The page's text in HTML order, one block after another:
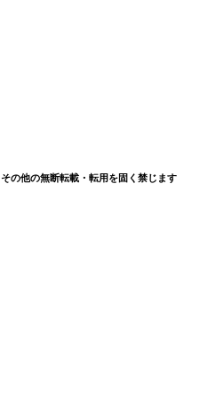
の他の無断転載・転用を固く禁じます